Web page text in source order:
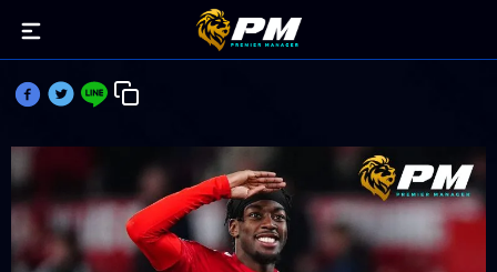
อีลังกา โชว์! กดแต้มสองหลักเบิ้ลสองวีกติด